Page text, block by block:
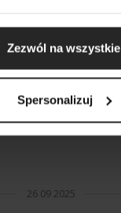
Zezwól na wszystkie
Spersonalizuj
26 09 2025